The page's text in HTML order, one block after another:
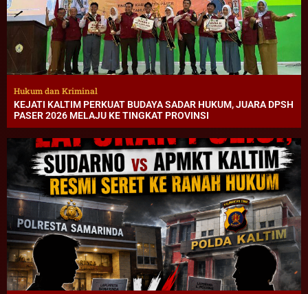
Hukum dan Kriminal
KEJATI KALTIM PERKUAT BUDAYA SADAR HUKUM, JUARA DPSH
PASER 2026 MELAJU KE TINGKAT PROVINSI